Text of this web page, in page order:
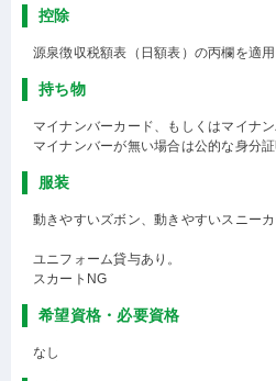
控除
源泉徴収税額表（日額表）の丙欄を適用
持ち物
マイナンバーカード、もしくはマイナ
マイナンバーが無い場合は公的な身分
服装
動きやすいズボン、動きやすいスニーカ
ユニフォーム貸与あり。
スカートNG
希望資格・必要資格
なし